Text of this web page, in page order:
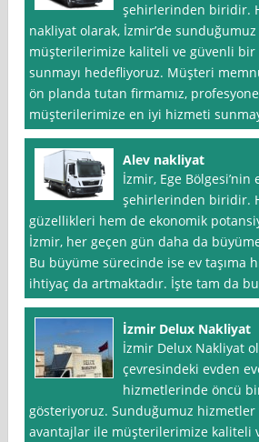
şehirlerinden biridir.
nakliyat olarak, İzmir’de
müşterilerimize kaliteli ve güvenli bir
sunmayı hedefliyoruz. Müşteri
ön planda tutan firmamız,
müşterilerimize en iyi hizmeti
Alev nakliyat
İzmir, Ege Bölgesi’nin
şehirlerinden biridir.
güzellikleri hem de ekonomik
İzmir, her geçen gün daha da
Bu büyüme sürecinde ise ev taşıma
ihtiyaç da artmaktadır. İşte tam da bu
İzmir Delux Nakliyat
İzmir Delux Nakliyat
çevresindeki evden
hizmetlerinde öncü
gösteriyoruz. Sunduğumuz hizmetler
avantajlar ile müşterilerimize kaliteli